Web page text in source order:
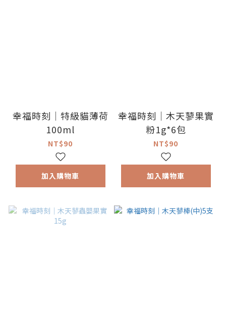
幸福時刻｜特級貓薄荷
100ml
NT$90
加入購物車
幸福時刻｜木天蓼果實
粉1g*6包
NT$90
加入購物車